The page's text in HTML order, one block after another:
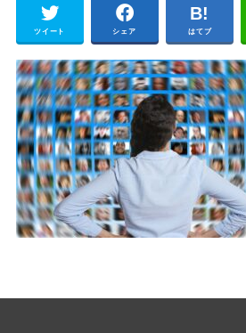
ツイート シェア はてブ